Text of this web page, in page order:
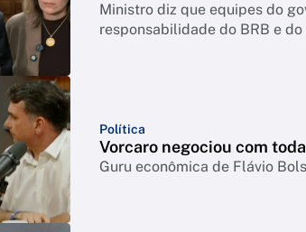
Ministro diz que equipes do
responsabilidade do BRB e
Política
Vorcaro negociou com
Guru econômica de Flávio